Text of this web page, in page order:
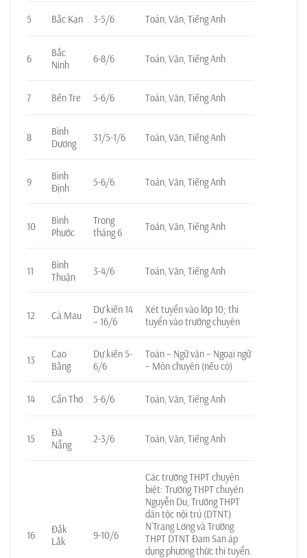
5 Bắc Kạn 3-5/6 Toán, Văn, Tiếng Anh
6
Bắc
Ninh
6-8/6 Toán, Văn, Tiếng Anh
7 Bến Tre 5-6/6 Toán, Văn, Tiếng Anh
8
Bình
Dương
31/5-1/6 Toán, Văn, Tiếng Anh
9
Bình
Định
5-6/6 Toán, Văn, Tiếng Anh
10
Bình
Phước
Trong
tháng 6
Toán, Văn, Tiếng Anh
11
Bình
Thuận
3-4/6 Toán, Văn, Tiếng Anh
12 Cà Mau
Dự kiến 14
– 16/6
Xét tuyển vào lớp 10; thi
tuyển vào trường chuyên
13
Cao
Bằng
Dự kiến 5-
6/6
Toán – Ngữ văn – Ngoại ngữ
– Môn chuyên (nếu có)
14 Cần Thơ 5-6/6 Toán, Văn, Tiếng Anh
15
Đà
Nẵng
2-3/6 Toán, Văn, Tiếng Anh
16
Đắk
Lắk
9-10/6
Các trường THPT chuyên
biệt: Trường THPT chuyên
Nguyễn Du, Trường THPT
dân tộc nội trú (DTNT)
N’Trang Lơng và Trường
THPT DTNT Đam San áp
dụng phương thức thi tuyển.